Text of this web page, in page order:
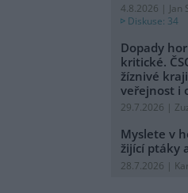
4.8.2026 | Jan
Diskuse: 34
Dopady
kritické.
žíznivé
veřejnost i
29.7.2026 |
Myslete v
žijící ptáky
28.7.2026 |